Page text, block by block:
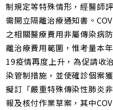
制規定等特殊情形，經醫師
需開立隔離治療通知書。
之相關醫療費用非屬傳染病
離治療費用範圍，惟考量本
19疫情再度上升，為促請收
染管制措施，並使確診個案
擬訂「嚴重特殊傳染性肺炎
報及核付作業草案，其中